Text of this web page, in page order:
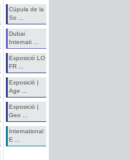
Cúpula de la
So ...
Dubai
Internati ...
Exposició LO
FR ...
Exposició |
Age ...
Exposició |
Geo ...
International
E ...